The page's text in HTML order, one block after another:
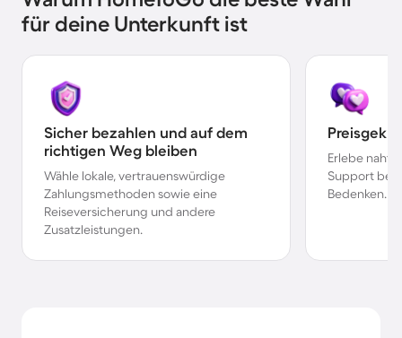
für deine Unterkunft ist
Sicher bezahlen und auf dem
richtigen Weg bleiben
Wähle lokale, vertrauenswürdige
Zahlungsmethoden sowie eine
Reiseversicherung und andere
Zusatzleistungen.
Erlebe
Support bei
Bedenken.